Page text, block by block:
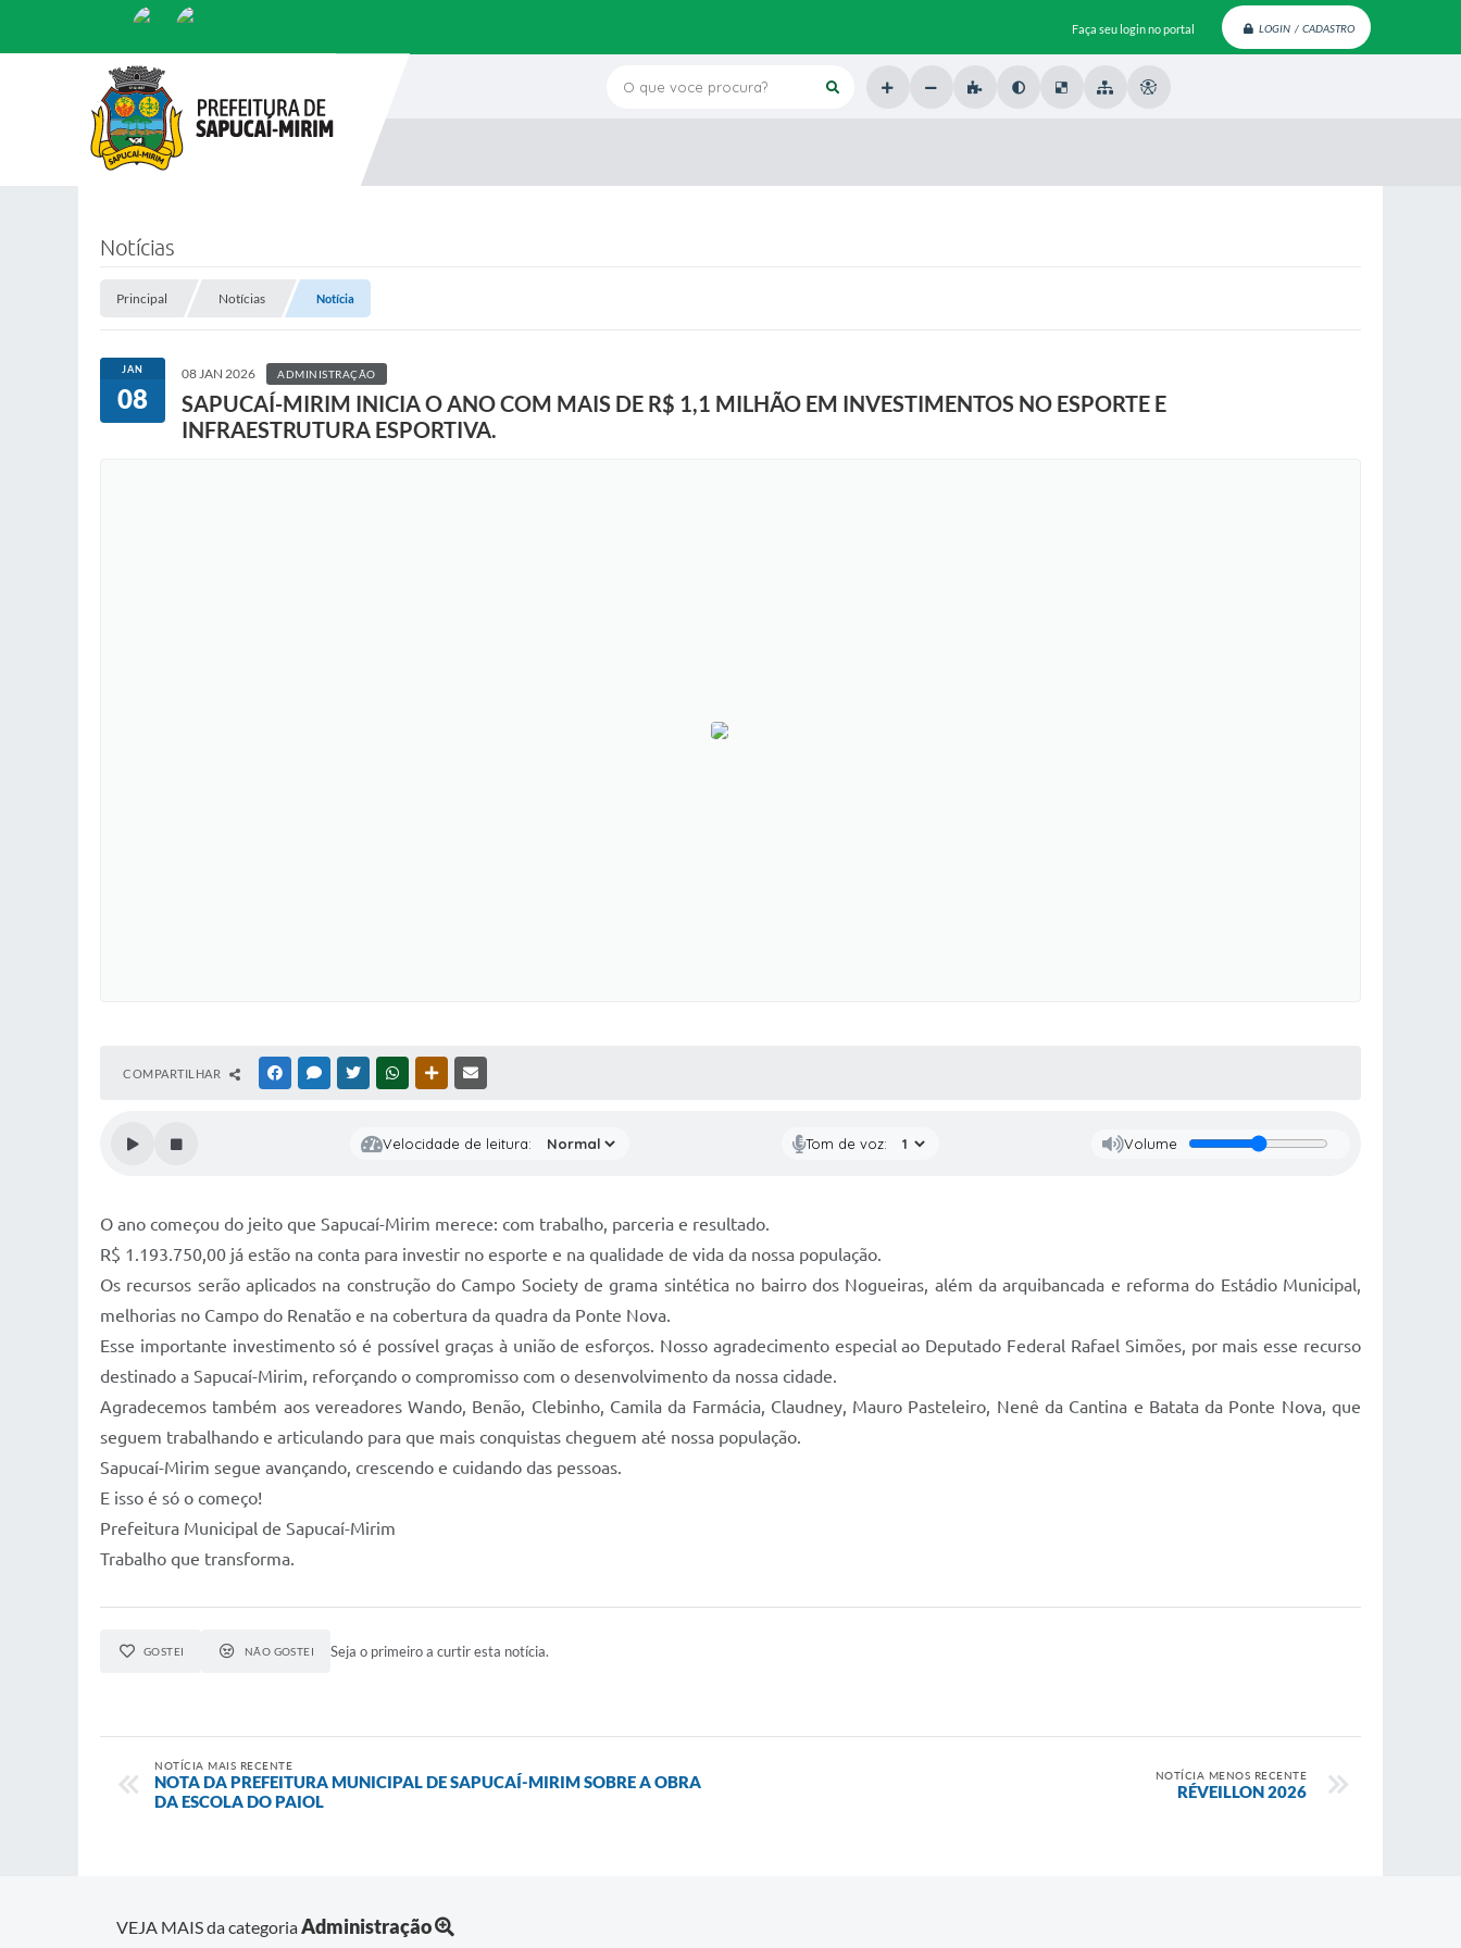
Faça seu login no portal LOGIN / CADASTRO
O que voce procura?
Notícias
Principal Notícias Notícia
JAN
08
08 JAN 2026 ADMINISTRAÇÃO
SAPUCAÍ-MIRIM INICIA O ANO COM MAIS DE R$ 1,1 MILHÃO EM INVESTIMENTOS NO ESPORTE E
INFRAESTRUTURA ESPORTIVA.
COMPARTILHAR FACEBOOKMESSENGER
TWITTERWHATSAPPOUTRAS MÍDIAS
Velocidade de leitura: Tom de voz: Volume
O ano começou do jeito que Sapucaí-Mirim merece: com trabalho, parceria e resultado.
R$ 1.193.750,00 já estão na conta para investir no esporte e na qualidade de vida da nossa população.
Os recursos serão aplicados na construção do Campo Society de grama sintética no bairro dos Nogueiras, além da arquibancada e reforma do Estádio Municipal,
melhorias no Campo do Renatão e na cobertura da quadra da Ponte Nova.
Esse importante investimento só é possível graças à união de esforços. Nosso agradecimento especial ao Deputado Federal Rafael Simões, por mais esse recurso
destinado a Sapucaí-Mirim, reforçando o compromisso com o desenvolvimento da nossa cidade.
Agradecemos também aos vereadores Wando, Benão, Clebinho, Camila da Farmácia, Claudney, Mauro Pasteleiro, Nenê da Cantina e Batata da Ponte Nova, que
seguem trabalhando e articulando para que mais conquistas cheguem até nossa população.
Sapucaí-Mirim segue avançando, crescendo e cuidando das pessoas.
E isso é só o começo!
Prefeitura Municipal de Sapucaí-Mirim
Trabalho que transforma.
GOSTEI NÃO GOSTEI Seja o primeiro a curtir esta notícia.
NOTÍCIA MAIS RECENTE
NOTA DA PREFEITURA MUNICIPAL DE SAPUCAÍ-MIRIM SOBRE A OBRA
DA ESCOLA DO PAIOL
NOTÍCIA MENOS RECENTE
RÉVEILLON 2026
VEJA MAIS da categoriaAdministração